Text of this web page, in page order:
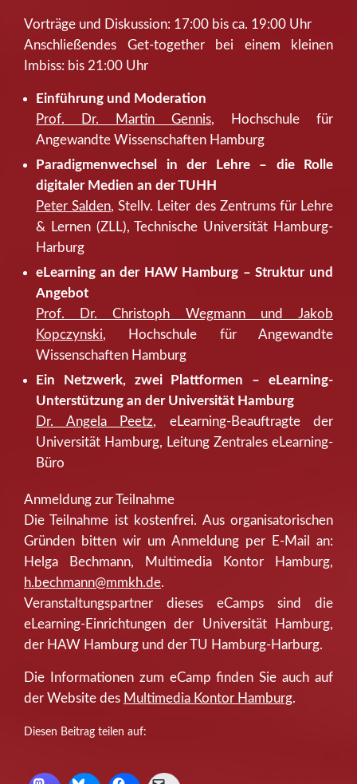
Vorträge und Diskussion: 17:00 bis ca. 19:00 Uhr
Anschließendes Get-together bei einem kleinen
Imbiss: bis 21:00 Uhr
Einführung und Moderation
Prof. Dr. Martin Gennis, Hochschule für
Angewandte Wissenschaften Hamburg
Paradigmenwechsel in der Lehre – die Rolle
digitaler Medien an der TUHH
Peter Salden, Stellv. Leiter des Zentrums für Lehre
& Lernen (ZLL), Technische Universität Hamburg-
Harburg
eLearning an der HAW Hamburg – Struktur und
Angebot
Prof. Dr. Christoph Wegmann und Jakob
Kopczynski, Hochschule für Angewandte
Wissenschaften Hamburg
Ein Netzwerk, zwei Plattformen – eLearning-
Unterstützung an der Universität Hamburg
Dr. Angela Peetz, eLearning-Beauftragte der
Universität Hamburg, Leitung Zentrales eLearning-
Büro
Anmeldung zur Teilnahme
Die Teilnahme ist kostenfrei. Aus organisatorischen
Gründen bitten wir um Anmeldung per E-Mail an:
Helga Bechmann, Multimedia Kontor Hamburg,
h.bechmann@mmkh.de.
Veranstaltungspartner dieses eCamps sind die
eLearning-Einrichtungen der Universität Hamburg,
der HAW Hamburg und der TU Hamburg-Harburg.
Die Informationen zum eCamp finden Sie auch auf
der Website des Multimedia Kontor Hamburg.
Diesen Beitrag teilen auf: